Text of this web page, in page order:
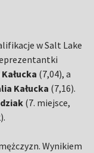
w Salt Lake
(7,04), a
Kałucka (7,16).
(7. miejsce,
Wynikiem